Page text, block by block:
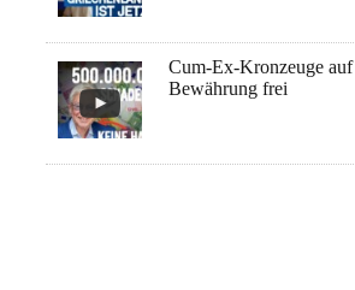
Cum-Ex-Kronzeuge auf
Bewährung frei